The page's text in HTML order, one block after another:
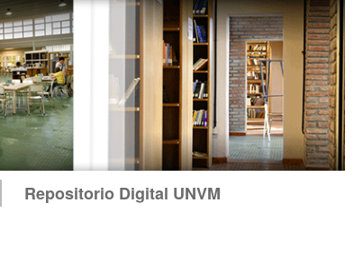
Repositorio Digital UNVM